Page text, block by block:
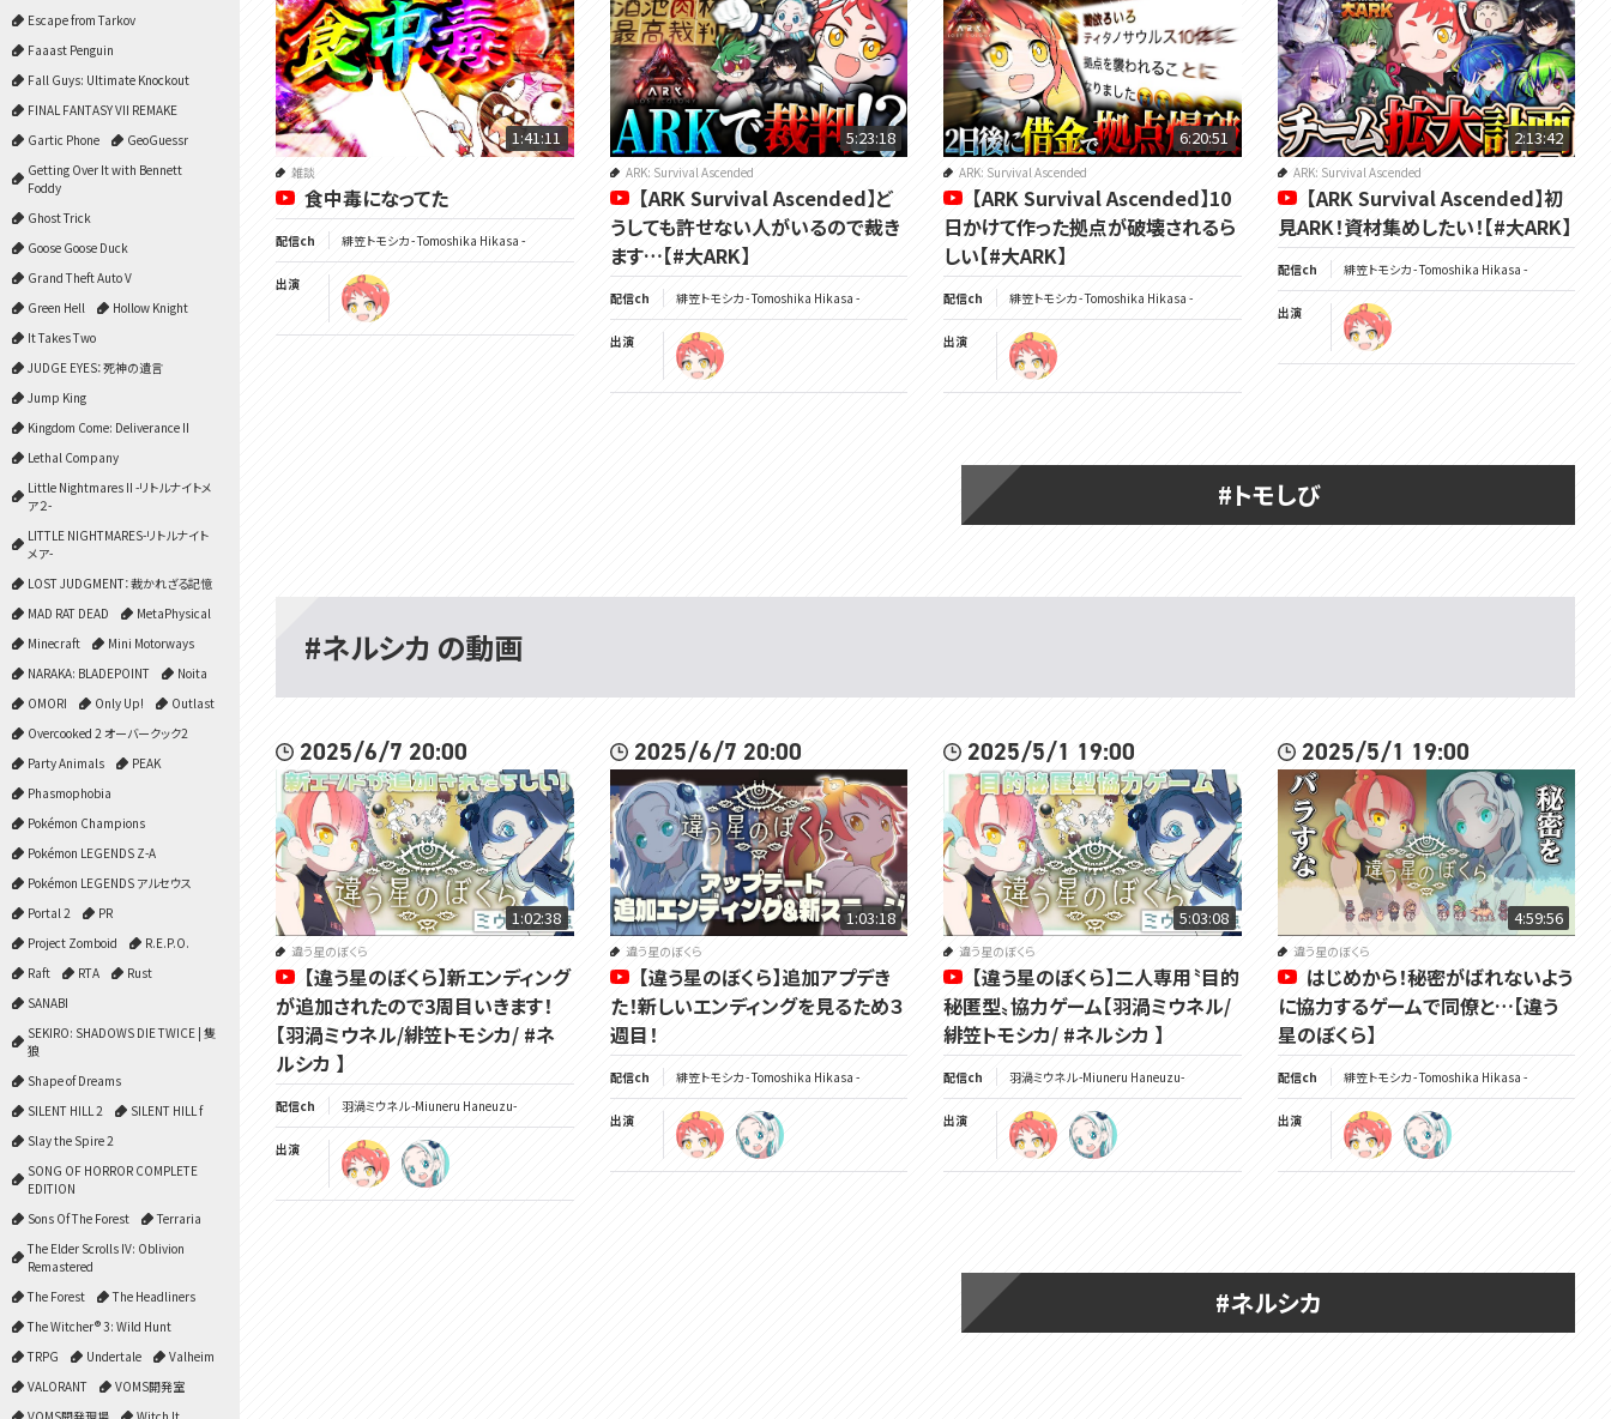
Escape from Tarkov
Faaast Penguin
Fall Guys: Ultimate Knockout
FINAL FANTASY VII REMAKE
Gartic Phone
GeoGuessr
Getting Over It with Bennett
Foddy
Ghost Trick
Goose Goose Duck
Grand Theft Auto V
Green Hell
Hollow Knight
It Takes Two
JUDGE EYES：死神の遺言
Jump King
Kingdom Come: Deliverance II
Lethal Company
Little Nightmares II -リトルナイトメ
ア２-
LITTLE NIGHTMARES-リトルナイト
メア-
LOST JUDGMENT：裁かれざる記憶
MAD RAT DEAD
MetaPhysical
Minecraft
Mini Motorways
NARAKA: BLADEPOINT
Noita
OMORI
Only Up!
Outlast
Overcooked 2 オーバークック2
Party Animals
PEAK
Phasmophobia
Pokémon Champions
Pokémon LEGENDS Z-A
Pokémon LEGENDS アルセウス
Portal 2
PR
Project Zomboid
R.E.P.O.
Raft
RTA
Rust
SANABI
SEKIRO: SHADOWS DIE TWICE | 隻
狼
Shape of Dreams
SILENT HILL 2
SILENT HILL f
Slay the Spire 2
SONG OF HORROR COMPLETE
EDITION
Sons Of The Forest
Terraria
The Elder Scrolls IV: Oblivion
Remastered
The Forest
The Headliners
The Witcher® 3: Wild Hunt
TRPG
Undertale
Valheim
VALORANT
VOMS開発室
★VOMS Merch for September★
In celebration of Tomoshika Hikasa's birthday on 9/21, we've produc
ed some commemorative goods!
These will be made-to-order and permanent goods, so please feel fr
ee to purchase them. [DeepL]
▼Shop Page
https://voms.booth.pm
https://www.youtube.com/channel/UC3vzVK_N_SUVKqbX69L_X4g/joi
https://www.youtube.com/channel/UC3vzVK_N_SUVKqbX69L_X4g
https://twitter.com/Tomoshika_H
1:41:11
雑談
食中毒になってた
配信ch 緋笠トモシカ - Tomoshika Hikasa -
出演
5:23:18
ARK: Survival Ascended
【ARK Survival Ascended】ど
うしても許せない人がいるので裁き
ます…【#大ARK】
配信ch 緋笠トモシカ - Tomoshika Hikasa -
出演
6:20:51
ARK: Survival Ascended
【ARK Survival Ascended】10
日かけて作った拠点が破壊されるら
しい【#大ARK】
配信ch 緋笠トモシカ - Tomoshika Hikasa -
出演
2:13:42
ARK: Survival Ascended
【ARK Survival Ascended】初
見ARK！資材集めしたい！【#大ARK】
配信ch 緋笠トモシカ - Tomoshika Hikasa -
出演
#トモしび
#ネルシカ の動画
2025/6/7 20:00
1:02:38
違う星のぼくら
【違う星のぼくら】新エンディング
が追加されたので3周目いきます！
【羽渦ミウネル/緋笠トモシカ/ #ネ
ルシカ 】
配信ch 羽渦ミウネル -Miuneru Haneuzu-
出演
2025/6/7 20:00
1:03:18
違う星のぼくら
【違う星のぼくら】追加アプデき
た！新しいエンディングを見るため３
週目！
配信ch 緋笠トモシカ - Tomoshika Hikasa -
出演
2025/5/1 19:00
5:03:08
違う星のぼくら
【違う星のぼくら】二人専用〝目的
秘匿型〟協力ゲーム【羽渦ミウネル/
緋笠トモシカ/ #ネルシカ 】
配信ch 羽渦ミウネル -Miuneru Haneuzu-
出演
2025/5/1 19:00
4:59:56
違う星のぼくら
はじめから！秘密がばれないよう
に協力するゲームで同僚と…【違う
星のぼくら】
配信ch 緋笠トモシカ - Tomoshika Hikasa -
出演
#ネルシカ